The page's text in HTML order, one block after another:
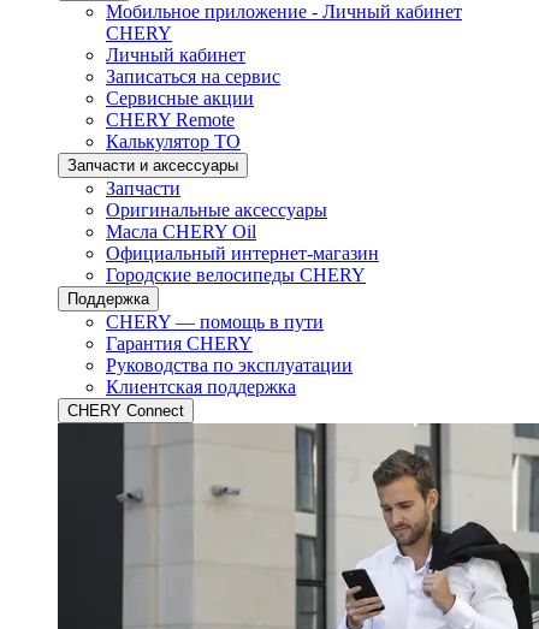
Мобильное приложение - Личный кабинет
CHERY
Личный кабинет
Записаться на сервис
Сервисные акции
CHERY Remote
Калькулятор ТО
Запчасти и аксессуары
Запчасти
Оригинальные аксессуары
Масла CHERY Oil
Официальный интернет-магазин
Городские велосипеды CHERY
Поддержка
CHERY — помощь в пути
Гарантия CHERY
Руководства по эксплуатации
Клиентская поддержка
CHERY Connect